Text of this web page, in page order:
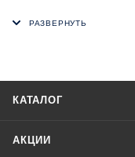
Управление
КАТАЛОГ
АКЦИИ